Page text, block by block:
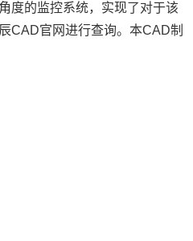
度的监控系统，实现了对于该
CAD官网进行查询。本CAD制